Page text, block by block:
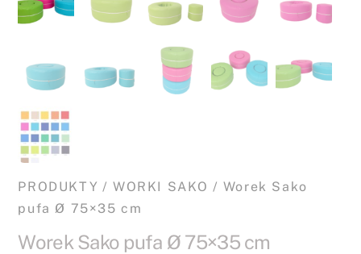
PRODUKTY /WORKI SAKO / Worek Sako
pufa Ø 75×35 cm
Worek Sako pufa Ø 75×35 cm